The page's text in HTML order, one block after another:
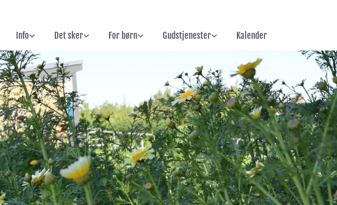
Info Det sker For børn Gudstjenester Kalender